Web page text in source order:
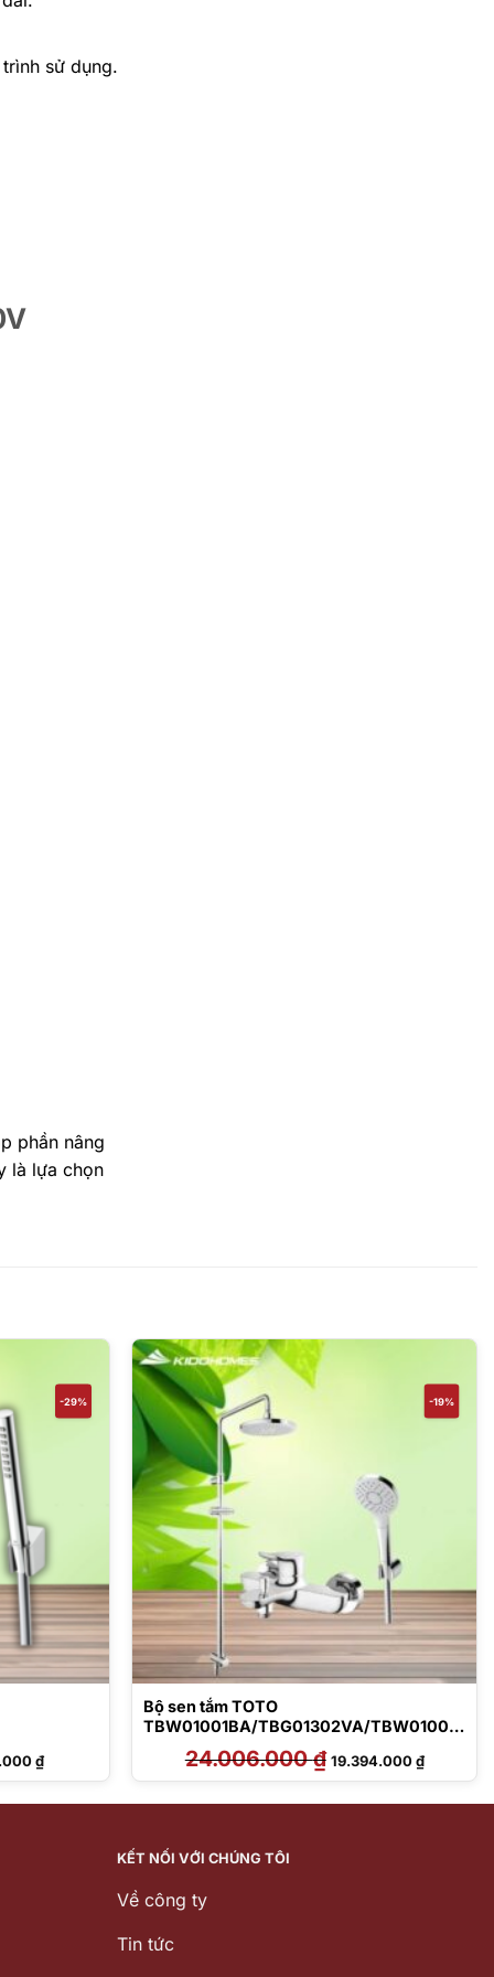
sử dụng.
phần nâng
là lựa chọn
-29%
₫Giá
hiện
tại
6.817.000 ₫.
-19%
Bộ sen tắm TOTO
TBW01001BA/TBG01302VA/TBW01008
24.006.000₫ Giá
gốc
là:
19.394.000₫Giá
hiện
tại
KẾT NỐI VỚI CHÚNG TÔI
Về công ty
Tin tức